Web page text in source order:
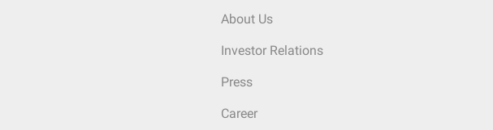
About Us
Investor Relations
Press
Career